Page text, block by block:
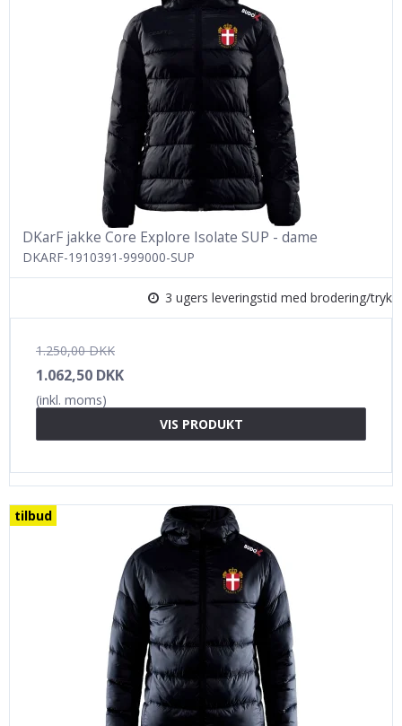
DKarF jakke Core Explore Isolate SUP - dame
DKARF-1910391-999000-SUP
3 ugers leveringstid med brodering/tryk
1.250,00 DKK
1.062,50 DKK
(inkl. moms)
VIS PRODUKT
tilbud